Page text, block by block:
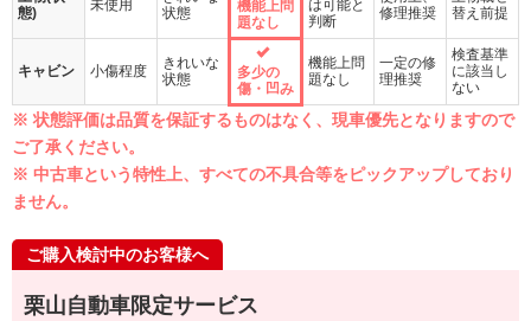
態)
未使用
状態
機能上問
題なし
は可能と
判断
修理推奨
替え前提
キャビン 小傷程度
きれいな
状態
多少の
傷・凹み
機能上問
題なし
一定の修
理推奨
検査基準
に該当し
ない
※ 状態評価は品質を保証するものはなく、現車優先となりますので
ご了承ください。
※ 中古車という特性上、すべての不具合等をピックアップしており
ません。
ご購入検討中のお客様へ
栗山自動車限定サービス